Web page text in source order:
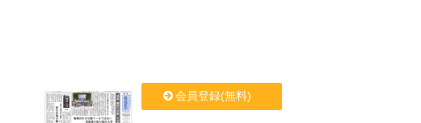
会員登録(無料)